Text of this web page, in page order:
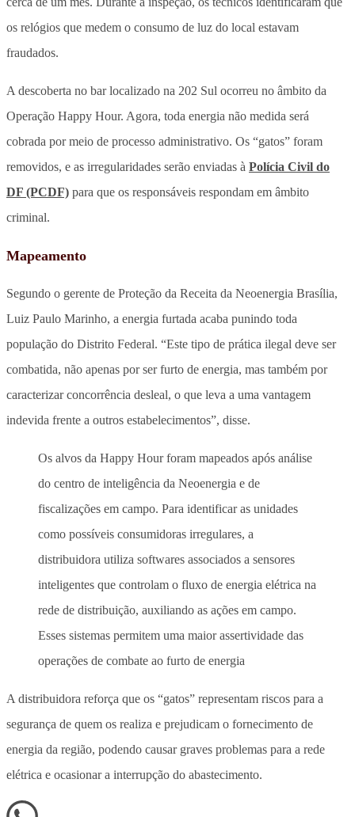
os relógios que medem o consumo de luz do local estavam
fraudados.
A descoberta no bar localizado na 202 Sul ocorreu no âmbito da
Operação Happy Hour. Agora, toda energia não medida será
cobrada por meio de processo administrativo. Os “gatos” foram
removidos, e as irregularidades serão enviadas à Polícia Civil do
DF (PCDF) para que os responsáveis respondam em âmbito
criminal.
Mapeamento
Segundo o gerente de Proteção da Receita da Neoenergia Brasília,
Luiz Paulo Marinho, a energia furtada acaba punindo toda
população do Distrito Federal. “Este tipo de prática ilegal deve ser
combatida, não apenas por ser furto de energia, mas também por
caracterizar concorrência desleal, o que leva a uma vantagem
indevida frente a outros estabelecimentos”, disse.
Os alvos da Happy Hour foram mapeados após análise
do centro de inteligência da Neoenergia e de
fiscalizações em campo. Para identificar as unidades
como possíveis consumidoras irregulares, a
distribuidora utiliza softwares associados a sensores
inteligentes que controlam o fluxo de energia elétrica na
rede de distribuição, auxiliando as ações em campo.
Esses sistemas permitem uma maior assertividade das
operações de combate ao furto de energia
A distribuidora reforça que os “gatos” representam riscos para a
segurança de quem os realiza e prejudicam o fornecimento de
energia da região, podendo causar graves problemas para a rede
elétrica e ocasionar a interrupção do abastecimento.